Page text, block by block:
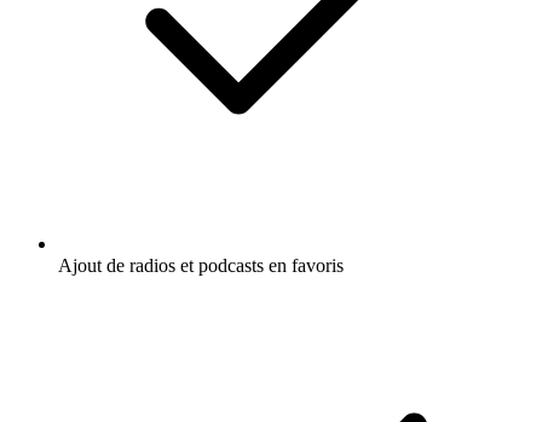
Ajout de radios et podcasts en favoris